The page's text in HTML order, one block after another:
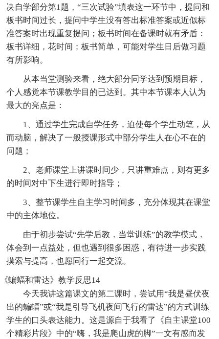
决自学部分第1题，“三次试验”填表这一环节中，提问和
板书时间过长，提问中学生没有答出标准答案或近似标
准答案时出现重复提问；板书时间在备课时就有矛盾：
板书详细，花时间；板书简单，可能对学生日后做习题
有所影响。
从本当堂测验来看，绝大部分同学达到预期目标，
个人感觉本节课教学目的已达到。其中本节课本人认为
最大的亮点是：
1、通过学生完成自学任务，迫使每个学生动笔，从
而动脑，解决了一般授课形式中部分学生人在心不在的
问题；
2、老师课堂上讲课时间少，只讲重难点，则有更多
的时间对中下生进行即时指导；
3、整节课学生自主学习时间多，充分体现其在课堂
中的主体地位。
由于初步尝试“先学后教，当堂训练”的教学模式，
体会到一点益处，但也遇到很多困惑，有待进一步实践
摸索与提高，也愿同行一起交流。
《蝙蝠和雷达》教学反思14
今天我讲这篇课文的第二课时，尝试用“我是昼伏夜
出的蝙蝠”或“我是引导飞机夜间飞行的雷达”的方式训练
学生的口头表达能力。这是源自于我看了《自主课堂100
个精彩片段》中的“嗨，我是爬山虎的脚”一文有感而发